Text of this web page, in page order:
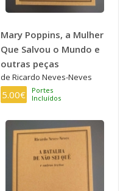
Mary Poppins, a Mulher
Que Salvou o Mundo e
outras peças
de Ricardo Neves-Neves
5.00€
Portes
Incluídos